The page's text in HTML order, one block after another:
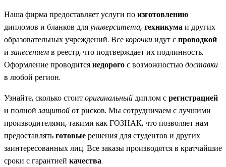
Наша фирма предоставляет услуги поизготовлению
дипломов и бланков дляуниверситета,техникумаи других
образовательных учреждений. Всекорочкиидут спроводкой
изанесениемв реестр, что подтверждает их подлинность.
Оформление проводитсянедорогос возможностьюдоставки
в любой регион.
Узнайте, сколько стоиторигинальныйдиплом срегистрацией
и полнойзащитойот рисков. Мы сотрудничаем с лучшими
производителями, такими как ГОЗНАК, что позволяет нам
предоставлятьготовыерешения для студентов и других
заинтересованных лиц. Все заказы производятся в кратчайшие
сроки с гарантией качества.